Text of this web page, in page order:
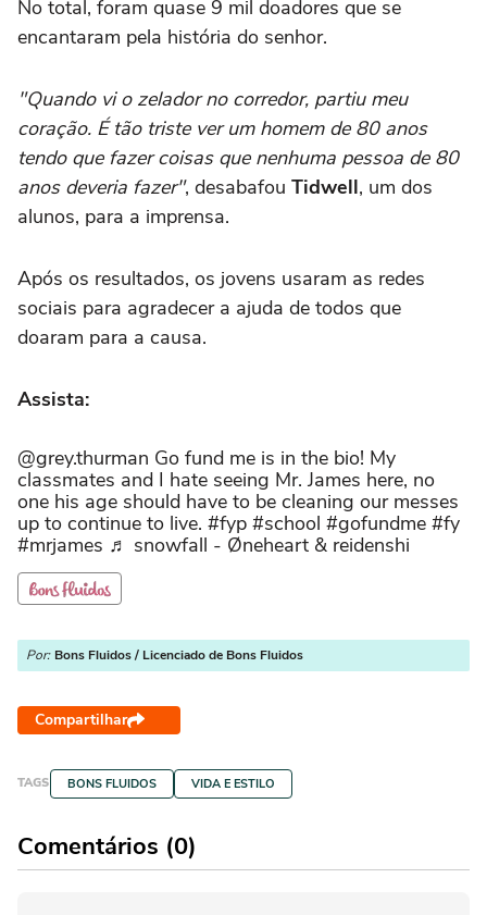
No total, foram quase 9 mil doadores que se
encantaram pela história do senhor.
"Quando vi o zelador no corredor, partiu meu
coração. É tão triste ver um homem de 80 anos
tendo que fazer coisas que nenhuma pessoa de 80
anos deveria fazer", desabafou Tidwell, um dos
alunos, para a imprensa.
Após os resultados, os jovens usaram as redes
sociais para agradecer a ajuda de todos que
doaram para a causa.
Assista:
@grey.thurman Go fund me is in the bio! My
classmates and I hate seeing Mr. James here, no
one his age should have to be cleaning our messes
up to continue to live. #fyp #school #gofundme #fy
#mrjames ♬ snowfall - Øneheart & reidenshi
Por: Bons Fluidos / Licenciado de Bons Fluidos
Compartilhar
TAGS BONS FLUIDOS VIDA E ESTILO
Comentários (0)